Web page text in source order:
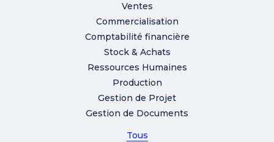
Ventes
Commercialisation
Comptabilité financière
Stock & Achats
Ressources Humaines
Production
Gestion de Projet
Gestion de Documents
Tous